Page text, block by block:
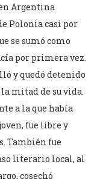
Argentina
Polonia casi por
se sumó como
por primera vez.
y quedó detenido
mitad de su vida.
a la que había
fue libre y
También fue
literario local, al
cosechó